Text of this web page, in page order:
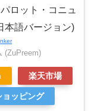
ロット・コニュ
本語バージョン)
(ZuPreem)
楽天市場
ッピング